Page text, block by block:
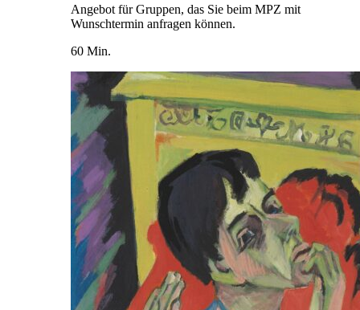
Angebot für Gruppen, das Sie beim MPZ mit
Wunschtermin anfragen können.
60 Min.